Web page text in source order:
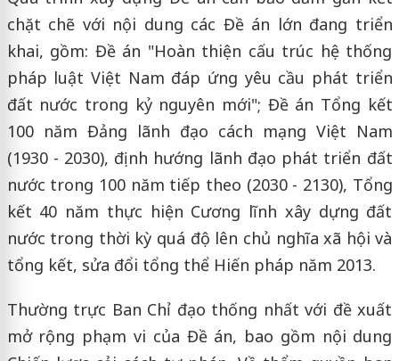
chặt chẽ với nội dung các Đề án lớn đang triển
khai, gồm: Đề án "Hoàn thiện cấu trúc hệ thống
pháp luật Việt Nam đáp ứng yêu cầu phát triển
đất nước trong kỷ nguyên mới"; Đề án Tổng kết
100 năm Đảng lãnh đạo cách mạng Việt Nam
(1930 - 2030), định hướng lãnh đạo phát triển đất
nước trong 100 năm tiếp theo (2030 - 2130), Tổng
kết 40 năm thực hiện Cương lĩnh xây dựng đất
nước trong thời kỳ quá độ lên chủ nghĩa xã hội và
tổng kết, sửa đổi tổng thể Hiến pháp năm 2013.
Thường trực Ban Chỉ đạo thống nhất với đề xuất
mở rộng phạm vi của Đề án, bao gồm nội dung